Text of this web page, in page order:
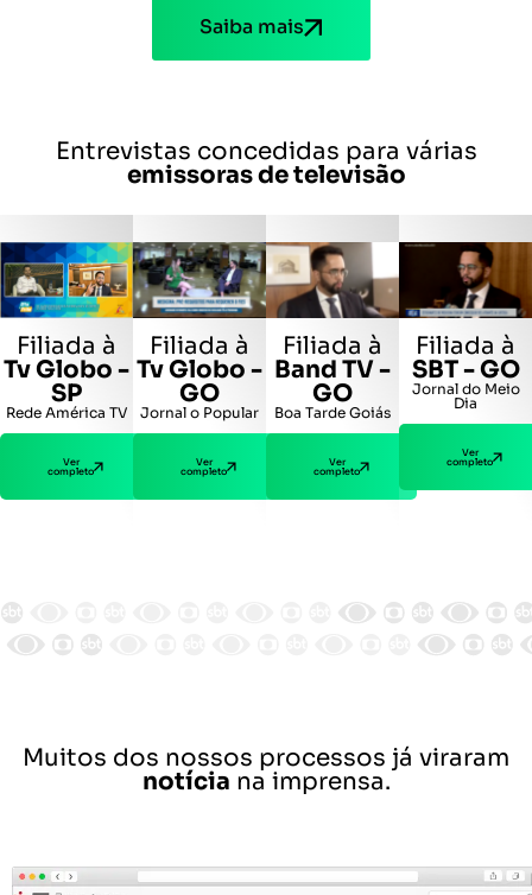
Saiba mais
Entrevistas concedidas para várias
emissoras de televisão
Filiada à
Tv Globo -
SP
Rede América TV
Ver
completo
Filiada à
Tv Globo -
GO
Jornal o Popular
Ver
completo
Filiada à
Band TV -
GO
Boa Tarde Goiás
Ver
completo
Filiada à
SBT - GO
Jornal do Meio
Dia
Ver
completo
Muitos dos nossos processos já viraram
notícia na imprensa.